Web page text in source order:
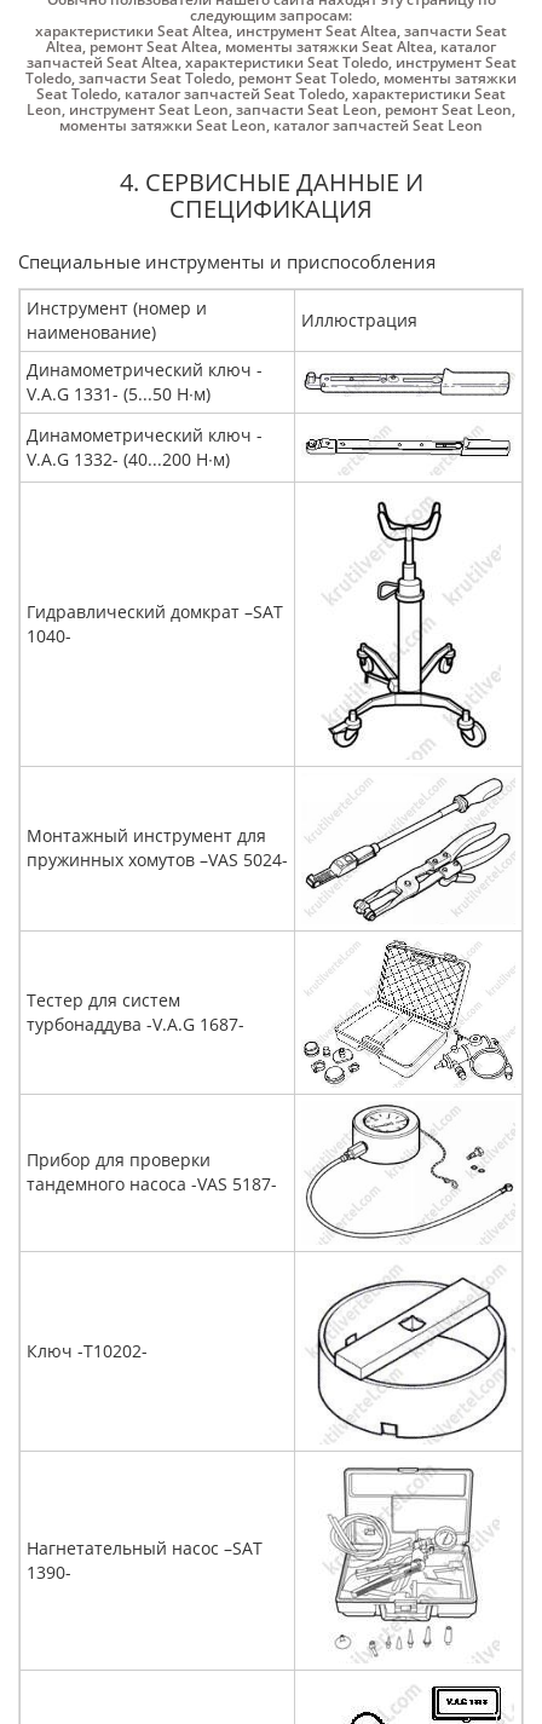
следующим запросам:
характеристики Seat Altea, инструмент Seat Altea,запчасти Seat
Altea, ремонт Seat Altea, моменты затяжки Seat Altea, каталог
запчастей Seat Altea,характеристики Seat Toledo, инструмент Seat
Toledo,запчасти Seat Toledo, ремонт Seat Toledo, моменты затяжки
Seat Toledo, каталог запчастей Seat Toledo,характеристики Seat
Leon, инструмент Seat Leon,запчасти Seat Leon, ремонт Seat Leon,
моменты затяжки Seat Leon, каталог запчастей Seat Leon
4. СЕРВИСНЫЕ ДАННЫЕ И
СПЕЦИФИКАЦИЯ
Специальные инструменты и приспособления
Инструмент (номер и
наименование)
Иллюстрация
Динамометрический ключ -
V.A.G 1331- (5...50 Н∙м)
Динамометрический ключ -
V.A.G 1332- (40...200 Н∙м)
Гидравлический домкрат –SAT
1040-
Монтажный инструмент для
пружинных хомутов –VAS 5024-
Тестер для систем
турбонаддува -V.A.G 1687-
Прибор для проверки
тандемного насоса -VAS 5187-
Ключ -T10202-
Нагнетательный насос –SAT
1390-